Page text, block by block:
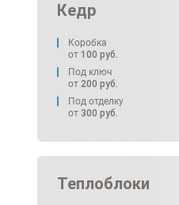
Кедр
Коробка
от 100 руб.
Под ключ
от 200 руб.
Под отделку
от 300 руб.
Теплоблоки